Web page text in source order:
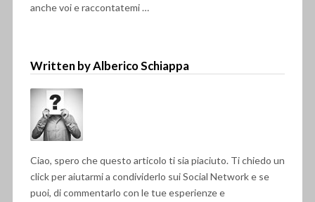
anche voi e raccontatemi …
Written by Alberico Schiappa
Ciao, spero che questo articolo ti sia piaciuto. Ti chiedo un
click per aiutarmi a condividerlo sui Social Network e se
puoi, di commentarlo con le tue esperienze e